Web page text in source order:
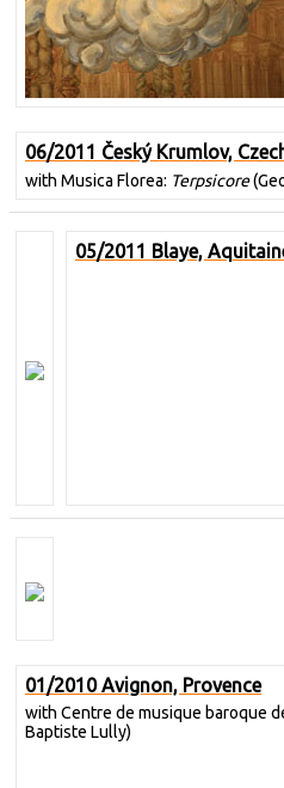
06/2011 Český Krumlov,
with Musica Florea: Terpsicore
05/2011 Blaye,
01/2010 Avignon, Provence
with Centre de musique baroque
Baptiste Lully)